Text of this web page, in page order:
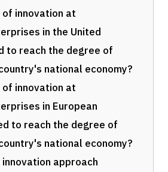
innovation at
in the United
to reach the degree of
national economy?
innovation at
in European
to reach the degree of
national economy?
approach